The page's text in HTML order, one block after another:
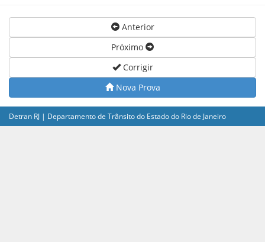
Anterior
Próximo
Corrigir
Nova Prova
Detran RJ | Departamento de Trânsito do Estado do Rio de Janeiro